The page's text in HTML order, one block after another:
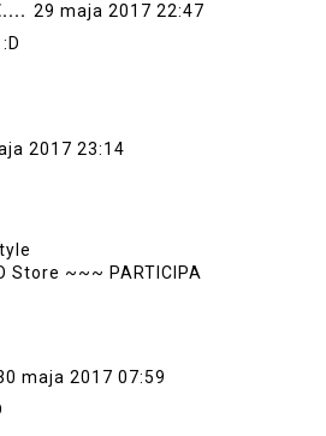
29 maja 2017 22:47
2017 23:14
Store ~~~ PARTICIPA
maja 2017 07:59